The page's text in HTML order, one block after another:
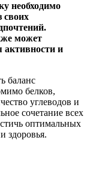
необходимо
своих
может
активности и
баланс
белков,
углеводов и
сочетание всех
оптимальных
здоровья.